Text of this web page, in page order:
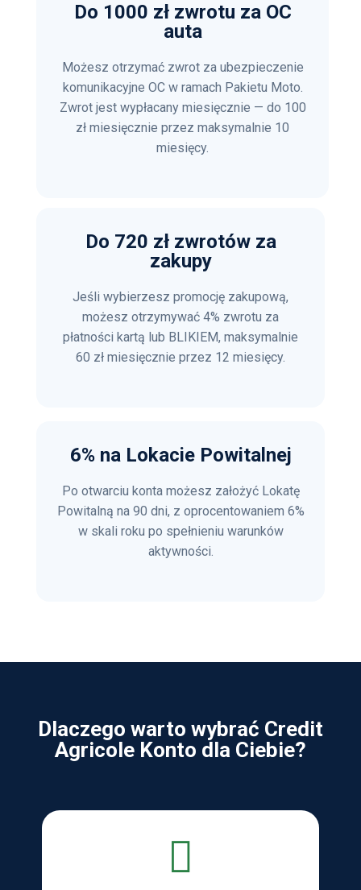
Do 1000 zł zwrotu za OC
auta
Możesz otrzymać zwrot za ubezpieczenie
komunikacyjne OC w ramach Pakietu Moto.
Zwrot jest wypłacany miesięcznie — do 100
zł miesięcznie przez maksymalnie 10
miesięcy.
Do 720 zł zwrotów za
zakupy
Jeśli wybierzesz promocję zakupową,
możesz otrzymywać 4% zwrotu za
płatności kartą lub BLIKIEM, maksymalnie
60 zł miesięcznie przez 12 miesięcy.
6% na Lokacie Powitalnej
Po otwarciu konta możesz założyć Lokatę
Powitalną na 90 dni, z oprocentowaniem 6%
w skali roku po spełnieniu warunków
aktywności.
Dlaczego warto wybrać Credit
Agricole Konto dla Ciebie?